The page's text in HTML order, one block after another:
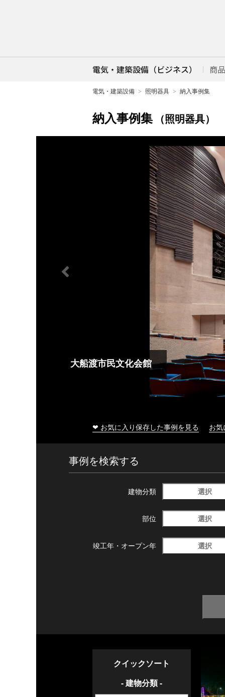
電気・建築設備（ビジネス） 商
電気・建築設備 照明器具 納入事例集
納入事例集 （照明器具）
大船渡市民文化会館
❤ お気に入り保存した事例を見る お
事例を検索する
建物分類 選択
部位 選択
竣工年・ オープン年 選択
クイックソート
- 建物分類 -